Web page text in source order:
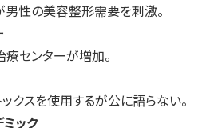
男性の美容整形需要を刺激。
センターが増加。
クスを使用するが公に語らない。
ック